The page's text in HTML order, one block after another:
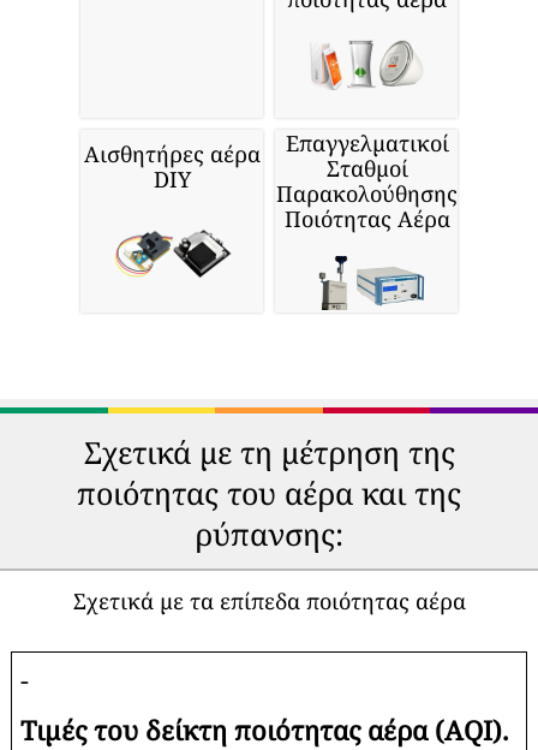
Αισθητήρες αέρα
DIY
Επαγγελματικοί
Σταθμοί
Παρακολούθησης
Ποιότητας Αέρα
Σχετικά με τη μέτρηση της
ποιότητας του αέρα και της
ρύπανσης:
Σχετικά με τα επίπεδα ποιότητας αέρα
-
Τιμές του δείκτη ποιότητας αέρα (AQI).